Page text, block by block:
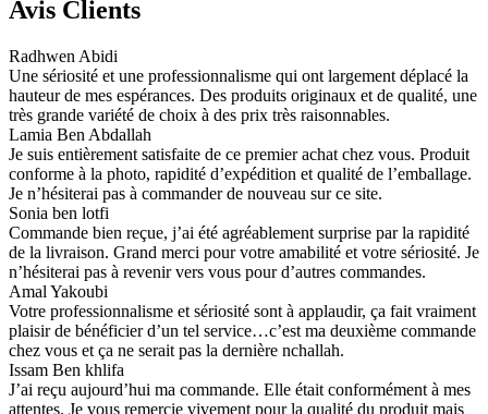
Avis Clients
Radhwen Abidi
Une sériosité et une professionnalisme qui ont largement déplacé la
hauteur de mes espérances. Des produits originaux et de qualité, une
très grande variété de choix à des prix très raisonnables.
Lamia Ben Abdallah
Je suis entièrement satisfaite de ce premier achat chez vous. Produit
conforme à la photo, rapidité d’expédition et qualité de l’emballage.
Je n’hésiterai pas à commander de nouveau sur ce site.
Sonia ben lotfi
Commande bien reçue, j’ai été agréablement surprise par la rapidité
de la livraison. Grand merci pour votre amabilité et votre sériosité. Je
n’hésiterai pas à revenir vers vous pour d’autres commandes.
Amal Yakoubi
Votre professionnalisme et sériosité sont à applaudir, ça fait vraiment
plaisir de bénéficier d’un tel service…c’est ma deuxième commande
chez vous et ça ne serait pas la dernière nchallah.
Issam Ben khlifa
J’ai reçu aujourd’hui ma commande. Elle était conformément à mes
attentes. Je vous remercie vivement pour la qualité du produit mais